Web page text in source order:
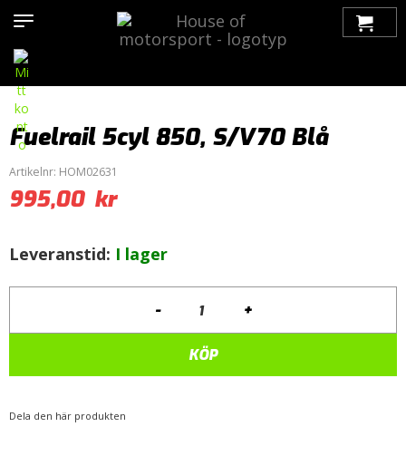
>Motor / Tuning > Bränslesystem Fuelrail>
Volvo
Fuelrail 5cyl 850, S/V70 Blå
Artikelnr: HOM02631
995,00 kr
Leveranstid: I lager
-
Fuelrail
850,
S/V70
+
KÖP
Dela den här produkten